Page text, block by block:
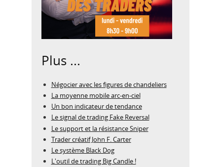
Plus ...
Négocier avec les figures de chandeliers
La moyenne mobile arc-en-ciel
Un bon indicateur de tendance
Le signal de trading Fake Reversal
Le support et la résistance Sniper
Trader créatif John F. Carter
Le système Black Dog
L'outil de trading Big Candle !